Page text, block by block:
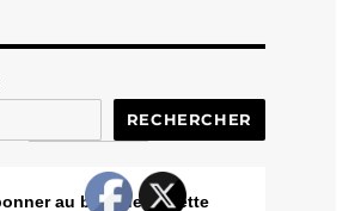
RECHERCHER
au blog de Cozette